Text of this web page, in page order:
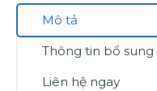
Mô tả
Thông tin bổ sung
Liên hệ ngay